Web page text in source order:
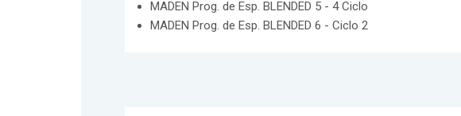
MADEN Prog. de Esp. BLENDED 5 - 4 Ciclo
MADEN Prog. de Esp. BLENDED 6 - Ciclo 2